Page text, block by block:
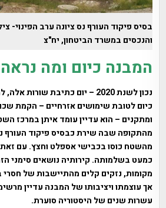
בסיס פיקוד העורף נס ציונה ערב הפינוי-
והנכסים במשרד הביטחון, יח"צ
המבנה כיום ומה
נכון לשנת 2020 – יום כתיבת
כיום לטובת שימושים אזרחיים – הקמת
ומתקנים – הוא עדיין עומד איתן במרכז
מהתקופה שבה שירת כבסיס פיקוד העורף
מהשטח כוסו בכבישי אספלט וחצץ. עם
כמעט בשלמותה. קירותיה נושאים סימני
מקומות, נזקים קלים מהתיישבות של
אך עוצמתו ויציבותו של המבנה עדיין
עשרות שנים של היסטוריה סוערת.